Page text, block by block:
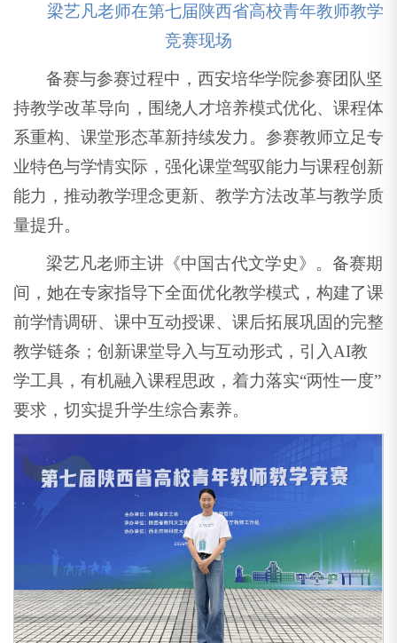
梁艺凡老师在第七届陕西省高校青年教师教学
竞赛现场
备赛与参赛过程中，西安培华学院参赛团队坚
持教学改革导向，围绕人才培养模式优化、课程体
系重构、课堂形态革新持续发力。参赛教师立足专
业特色与学情实际，强化课堂驾驭能力与课程创新
能力，推动教学理念更新、教学方法改革与教学质
量提升。
梁艺凡老师主讲《中国古代文学史》。备赛期
间，她在专家指导下全面优化教学模式，构建了课
前学情调研、课中互动授课、课后拓展巩固的完整
教学链条；创新课堂导入与互动形式，引入AI教
学工具，有机融入课程思政，着力落实“两性一度”
要求，切实提升学生综合素养。